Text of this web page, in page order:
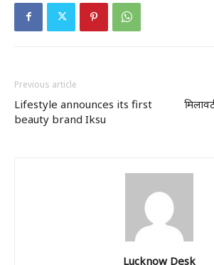
Previous article
Lifestyle announces its first
beauty brand Iksu
Lucknow Desk